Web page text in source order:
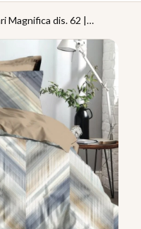
Magnifica dis. 62 |